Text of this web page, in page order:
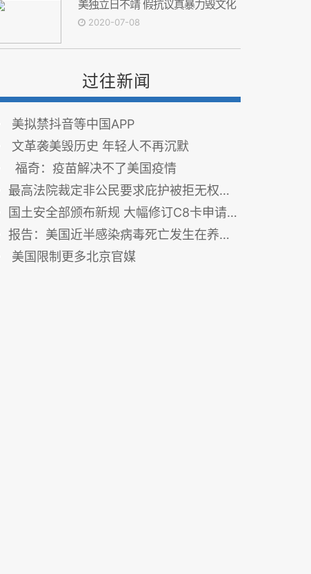
美独立日不靖 假抗议真暴力毁文化
2020-07-08
过往新闻
美拟禁抖音等中国APP
文革袭美毁历史 年轻人不再沉默
福奇：疫苗解决不了美国疫情
最高法院裁定非公民要求庇护被拒无权申诉
国土安全部颁布新规 大幅修订C8卡申请条件
报告：美国近半感染病毒死亡发生在养老院
美国限制更多北京官媒